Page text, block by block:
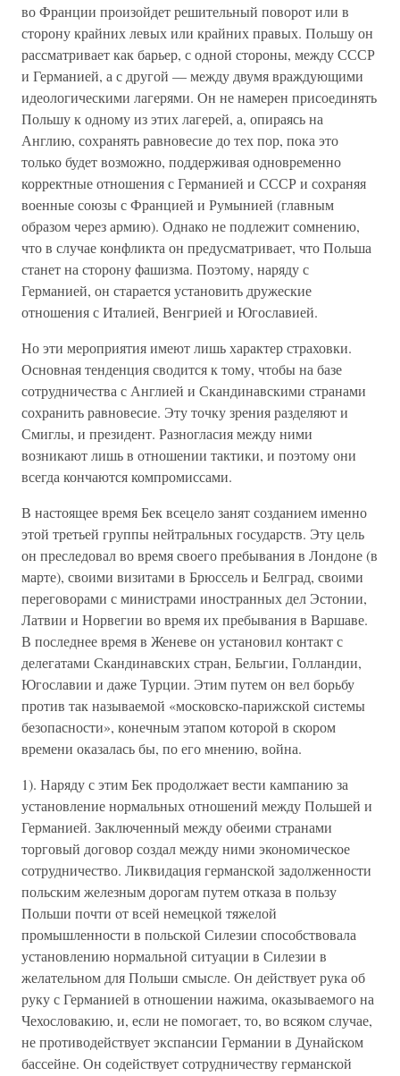
во Франции произойдет решительный поворот или в
сторону крайних левых или крайних правых. Польшу он
рассматривает как барьер, с одной стороны, между СССР
и Германией, а с другой — между двумя враждующими
идеологическими лагерями. Он не намерен присоединять
Польшу к одному из этих лагерей, а, опираясь на
Англию, сохранять равновесие до тех пор, пока это
только будет возможно, поддерживая одновременно
корректные отношения с Германией и СССР и сохраняя
военные союзы с Францией и Румынией (главным
образом через армию). Однако не подлежит сомнению,
что в случае конфликта он предусматривает, что Польша
станет на сторону фашизма. Поэтому, наряду с
Германией, он старается установить дружеские
отношения с Италией, Венгрией и Югославией.
Но эти мероприятия имеют лишь характер страховки.
Основная тенденция сводится к тому, чтобы на базе
сотрудничества с Англией и Скандинавскими странами
сохранить равновесие. Эту точку зрения разделяют и
Смиглы, и президент. Разногласия между ними
возникают лишь в отношении тактики, и поэтому они
всегда кончаются компромиссами.
В настоящее время Бек всецело занят созданием именно
этой третьей группы нейтральных государств. Эту цель
он преследовал во время своего пребывания в Лондоне (в
марте), своими визитами в Брюссель и Белград, своими
переговорами с министрами иностранных дел Эстонии,
Латвии и Норвегии во время их пребывания в Варшаве.
В последнее время в Женеве он установил контакт с
делегатами Скандинавских стран, Бельгии, Голландии,
Югославии и даже Турции. Этим путем он вел борьбу
против так называемой «московско-парижской системы
безопасности», конечным этапом которой в скором
времени оказалась бы, по его мнению, война.
1). Наряду с этим Бек продолжает вести кампанию за
установление нормальных отношений между Польшей и
Германией. Заключенный между обеими странами
торговый договор создал между ними экономическое
сотрудничество. Ликвидация германской задолженности
польским железным дорогам путем отказа в пользу
Польши почти от всей немецкой тяжелой
промышленности в польской Силезии способствовала
установлению нормальной ситуации в Силезии в
желательном для Польши смысле. Он действует рука об
руку с Германией в отношении нажима, оказываемого на
Чехословакию, и, если не помогает, то, во всяком случае,
не противодействует экспансии Германии в Дунайском
бассейне. Он содействует сотрудничеству германской